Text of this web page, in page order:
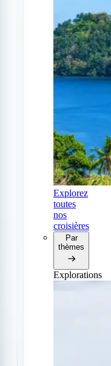
Explorez
toutes
nos
croisières
Par
thèmes
Explorations